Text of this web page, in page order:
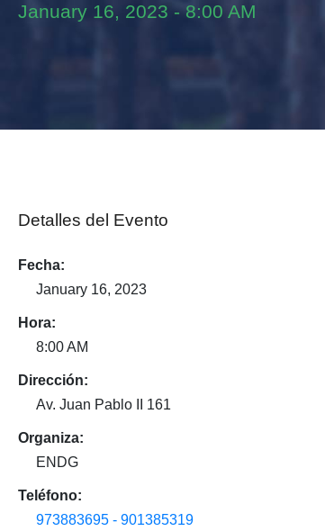
January 16, 2023 - 8:00 AM
Detalles del Evento
Fecha:
January 16, 2023
Hora:
8:00 AM
Dirección:
Av. Juan Pablo II 161
Organiza:
ENDG
Teléfono:
973883695 - 901385319